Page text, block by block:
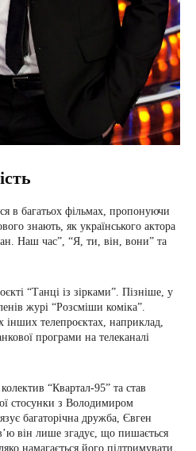
в багатьох фільмах, пропонуючи
знають, як українського актора
Наш час”, “Я, ти, він, вони” та
“Танці із зірками”. Пізніше, у
журі “Розсміши коміка”.
інших телепроєктах, наприклад,
програми на телеканалі
“Квартал-95” та став
стосунки з Володимиром
багаторічна дружба, Євген
він лише згадує, що пишається
намагається його підтримувати.